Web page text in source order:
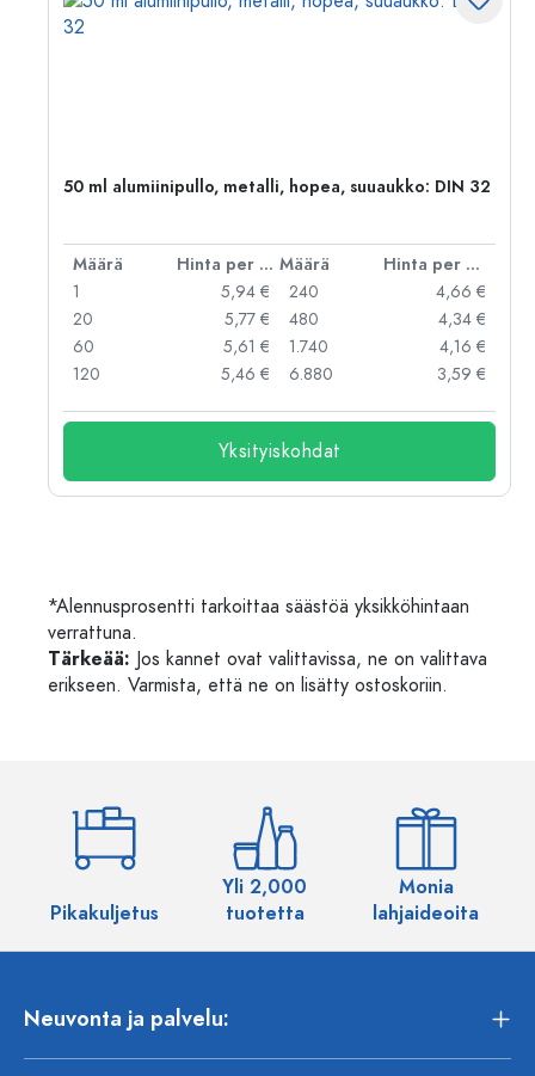
50 ml alumiinipullo, metalli, hopea, suuaukko: DIN 32
Määrä Hinta per kpl Määrä
Hinta per kpl
1
5,94 €
20
5,77 €
60
5,61 €
120
5,46 €
240
4,66 €
480
4,34 €
1.740
4,16 €
6.880
3,59 €
Yksityiskohdat
*Alennusprosentti tarkoittaa säästöä yksikköhintaan
verrattuna.
Tärkeää: Jos kannet ovat valittavissa, ne on valittava
erikseen. Varmista, että ne on lisätty ostoskoriin.
Pikakuljetus
Yli 2,000
tuotetta
Monia
lahjaideoita
Neuvonta ja palvelu: